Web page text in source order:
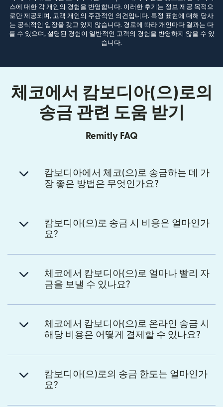
스에 대한 각 개인의 경험을 반영합니다. 이러한 후기는 정보 제공 목적으
로만 제공되며, 고객 개인의 주관적인 의견입니다. 특정 표현에 대해 당사
는 공식적인 입장을 갖고 있지 않습니다. 경로에 따라 개인마다 결과는 다
를 수 있으며, 설명된 경험이 일반적인 고객의 경험을 반영하지 않을 수 있
습니다.
체코에서 캄보디아(으)로의
송금 관련 도움 받기
Remitly FAQ
캄보디아에서 체코(으)로 송금하는 데 가
장 좋은 방법은 무엇인가요?
캄보디아(으)로 송금 시 비용은 얼마인가
요?
체코에서 캄보디아(으)로 얼마나 빨리 자
금을 보낼 수 있나요?
체코에서 캄보디아(으)로 온라인 송금 시
해당 비용은 어떻게 결제할 수 있나요?
캄보디아(으)로의 송금 한도는 얼마인가
요?